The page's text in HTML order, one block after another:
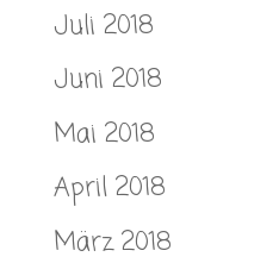
Juli 2018
Juni 2018
Mai 2018
April 2018
März 2018